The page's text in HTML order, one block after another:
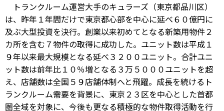
トランクルーム運営大手のキュラーズ（東京都品川区）
は、昨年１年間だけで東京都心部を中心に延べ６０億円に
及ぶ大型投資を決行。創業以来初めてとなる新築用物件２
カ所を含む７物件の取得に成功した。ユニット数は平成１
９年以来最大規模となる延べ３２００ユニット。合計ユニ
ット数は前年比１０％増となる３万５０００ユニットを超
え、店舗数は全国５９店舗体制へと飛躍。成長を続けるト
ランクルーム需要を背景に、東京２３区を中心とした首都
圏全域を対象に、今後も更なる積極的な物件取得活動を行